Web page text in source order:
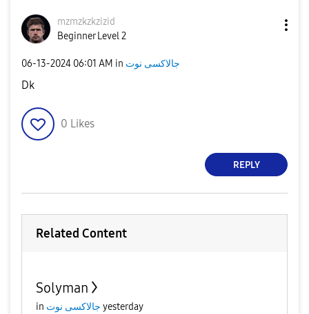
mzmzkzkzizid
Beginner Level 2
‎06-13-2024 06:01 AM in جالاكسى نوت
Dk
0 Likes
REPLY
Related Content
Solyman
in جالاكسى نوت yesterday